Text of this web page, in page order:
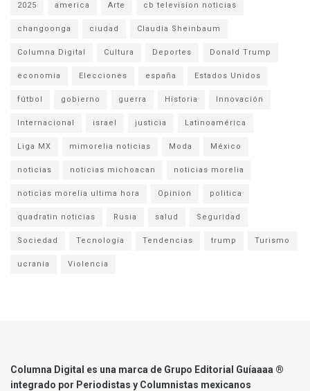
2025 america Arte cb television noticias
changoonga ciudad Claudia Sheinbaum
Columna Digital Cultura Deportes Donald Trump
economia Elecciones españa Estados Unidos
fútbol gobierno guerra Historia Innovación
Internacional israel justicia Latinoamérica
Liga MX mimorelia noticias Moda México
noticias noticias michoacan noticias morelia
noticias morelia ultima hora Opinion politica
quadratin noticias Rusia salud Seguridad
Sociedad Tecnología Tendencias trump Turismo
ucrania Violencia
Columna Digital es una marca de Grupo Editorial Guíaaaa ®
integrado por Periodistas y Columnistas mexicanos